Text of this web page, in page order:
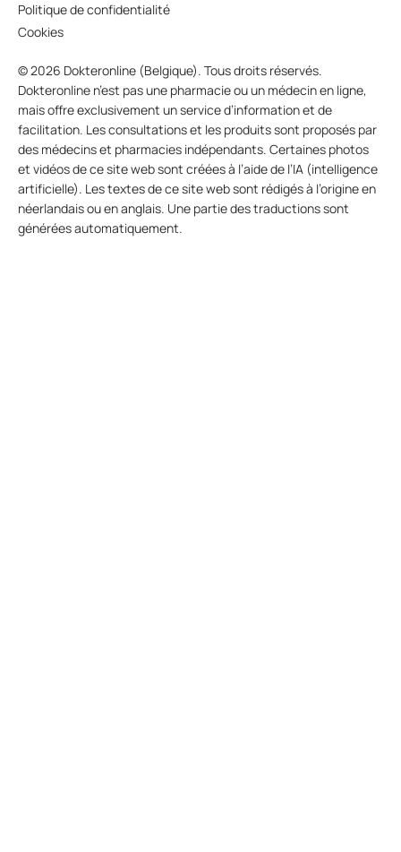
Politique de confidentialité
Cookies
© 2026 Dokteronline (Belgique). Tous droits réservés.
Dokteronline n’est pas une pharmacie ou un médecin en ligne,
mais offre exclusivement un service d’information et de
facilitation. Les consultations et les produits sont proposés par
des médecins et pharmacies indépendants. Certaines photos
et vidéos de ce site web sont créées à l’aide de l’IA (intelligence
artificielle). Les textes de ce site web sont rédigés à l’origine en
néerlandais ou en anglais. Une partie des traductions sont
générées automatiquement.